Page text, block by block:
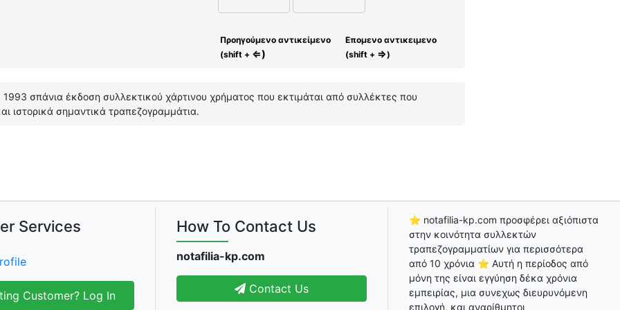
Προηγούμενο αντικείμενο
(shift + ⇐)
Επομενο αντικειμενο
(shift + ⇒)
σπάνια έκδοση συλλεκτικού χάρτινου χρήματος που εκτιμάται από συλλέκτες που
ιστορικά σημαντικά τραπεζογραμμάτια.
Services
Customer? Log In
How To Contact Us
notafilia-kp.com
Contact Us
⭐ notafilia-kp.com προσφέρει αξιόπιστα
στην κοινότητα συλλεκτών
τραπεζογραμματίων για περισσότερα
από 10 χρόνια ⭐ Αυτή η περίοδος από
μόνη της είναι εγγύηση δέκα χρόνια
εμπειρίας, μια συνεχως διευρυνόμενη
επιλογή, και αναρίθμητοι